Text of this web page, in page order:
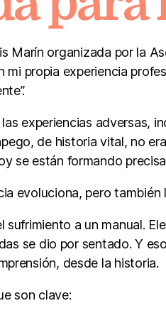
organizada por la
propia experiencia
experiencias adversas,
de historia vital, no
se están formando
evoluciona, pero también
a un manual.
se dio por sentado. Y
desde la historia.
son clave: